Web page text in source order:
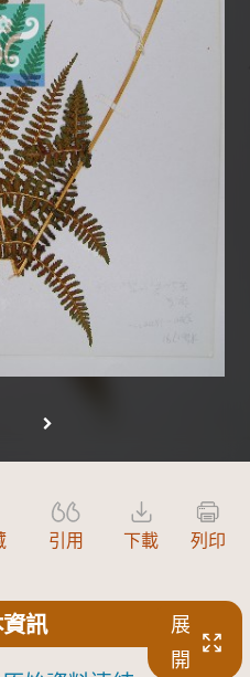
平台有限度公開瀏覽
引用 下載 列印
訊
展
開